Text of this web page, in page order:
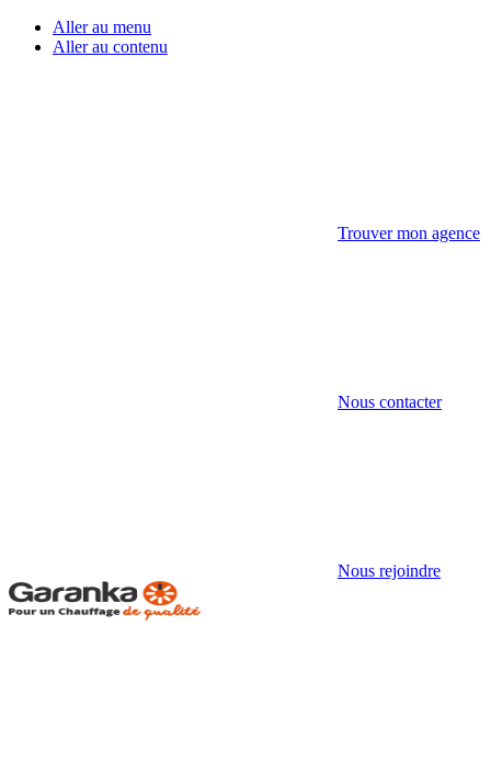
Aller au menu
Aller au contenu
Trouver mon agence
Nous contacter
Nous rejoindre